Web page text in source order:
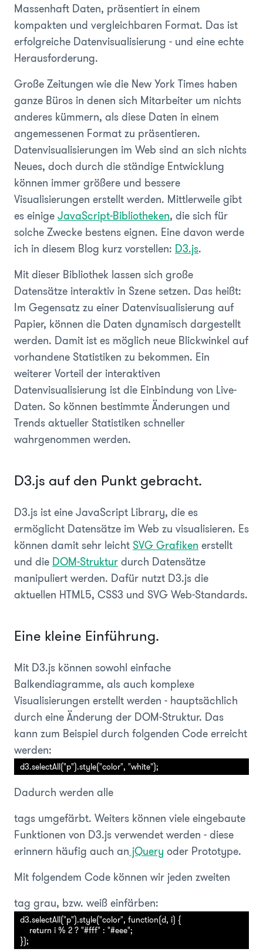
Massenhaft Daten, präsentiert in einem
kompakten und vergleichbaren Format. Das ist
erfolgreiche Datenvisualisierung - und eine echte
Herausforderung.
Große Zeitungen wie die New York Times haben
ganze Büros in denen sich Mitarbeiter um nichts
anderes kümmern, als diese Daten in einem
angemessenen Format zu präsentieren.
Datenvisualisierungen im Web sind an sich nichts
Neues, doch durch die ständige Entwicklung
können immer größere und bessere
Visualisierungen erstellt werden. Mittlerweile gibt
es einigeJavaScript-Bibliotheken, die sich für
solche Zwecke bestens eignen. Eine davon werde
ich in diesem Blog kurz vorstellen: D3.js.
Mit dieser Bibliothek lassen sich große
Datensätze interaktiv in Szene setzen. Das heißt:
Im Gegensatz zu einer Datenvisualisierung auf
Papier, können die Daten dynamisch dargestellt
werden. Damit ist es möglich neue Blickwinkel auf
vorhandene Statistiken zu bekommen. Ein
weiterer Vorteil der interaktiven
Datenvisualisierung ist die Einbindung von Live-
Daten. So können bestimmte Änderungen und
Trends aktueller Statistiken schneller
wahrgenommen werden.
D3.js auf den Punkt gebracht.
D3.js ist eine JavaScript Library, die es
ermöglicht Datensätze im Web zu visualisieren. Es
können damit sehr leicht SVG Grafiken erstellt
und die DOM-Strukturdurch Datensätze
manipuliert werden. Dafür nutzt D3.js die
aktuellen HTML5, CSS3 und SVG Web-Standards.
Eine kleine Einführung.
Mit D3.js können sowohl einfache
Balkendiagramme, als auch komplexe
Visualisierungen erstellt werden - hauptsächlich
durch eine Änderung der DOM-Struktur. Das
kann zum Beispiel durch folgenden Code erreicht
werden:
Dadurch werden alle
tags umgefärbt. Weiters können viele eingebaute
Funktionen von D3.js verwendet werden - diese
erinnern häufig auch an jQuery oder Prototype.
Mit folgendem Code können wir jeden zweiten
tag grau, bzw. weiß einfärben:
d3.selectAll("p").style("color", function(d, i) {
    return i % 2 ? "#fff" : "#eee";